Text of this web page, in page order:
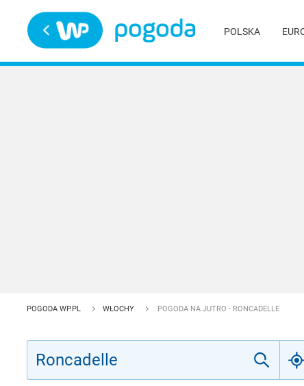
POLSKA
POGODA WP.PL WŁOCHY POGODA NA JUTRO - RONCADELLE